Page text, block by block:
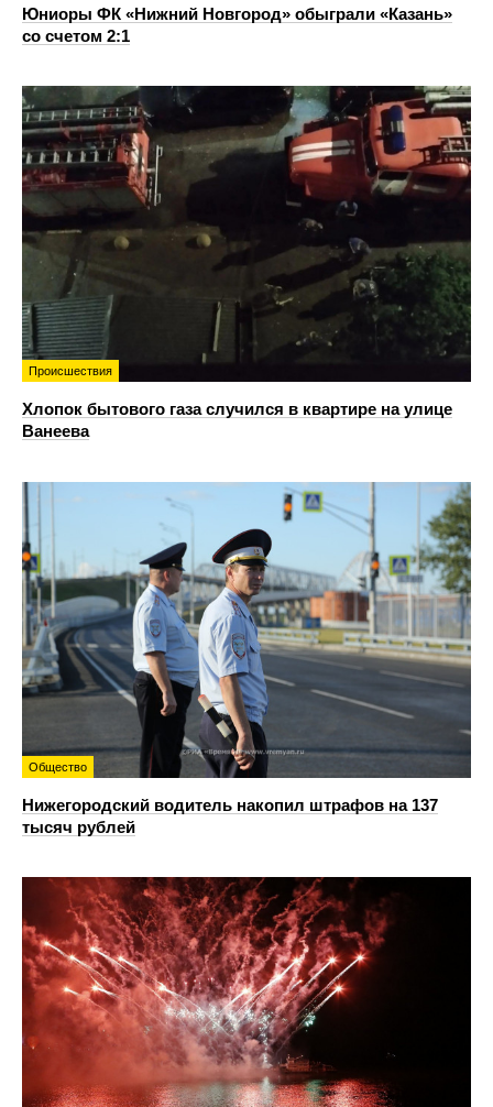
Юниоры ФК «Нижний Новгород» обыграли «Казань»
со счетом 2:1
Происшествия
Хлопок бытового газа случился в квартире на улице
Ванеева
Общество
Нижегородский водитель накопил штрафов на 137
тысяч рублей